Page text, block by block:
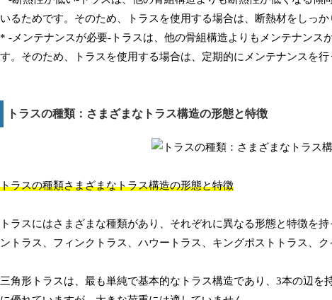
いるためです。そのため、トラスを使用する場合は、断熱材をしっか
* -メンテナンスが必要-トラスは、他の骨組構造よりもメンテナン
す。そのため、トラスを使用する場合は、定期的にメンテナンスを行
トラスの種類：さまざまなトラス構造の形態と特徴
トラスの種類さまざまなトラス構造の形態と特徴
トラスにはさまざまな種類があり、それぞれに異なる形態と特徴を
ントラス、フィンクトラス、ハウートラス、キングポストトラス、
三角形トラスは、最も単純で基本的なトラス構造であり、3本の辺